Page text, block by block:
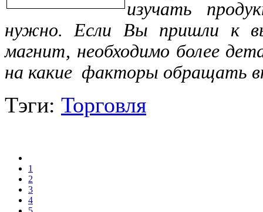
изучать
нужно. Если Вы пришли к
магнит, необходимо более
на какие факторы обращать
Тэги: Торговля
1
2
3
4